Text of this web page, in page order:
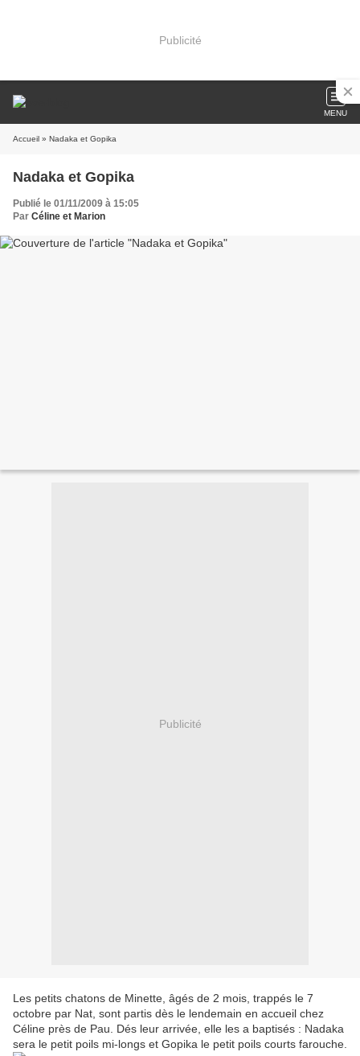
Publicité
MENU
Accueil » Nadaka et Gopika
Nadaka et Gopika
Publié le 01/11/2009 à 15:05
Par Céline et Marion
Publicité
Les petits chatons de Minette, âgés de 2 mois, trappés le 7
octobre par Nat, sont partis dès le lendemain en accueil chez
Céline près de Pau. Dés leur arrivée, elle les a baptisés : Nadaka
sera le petit poils mi-longs et Gopika le petit poils courts farouche.